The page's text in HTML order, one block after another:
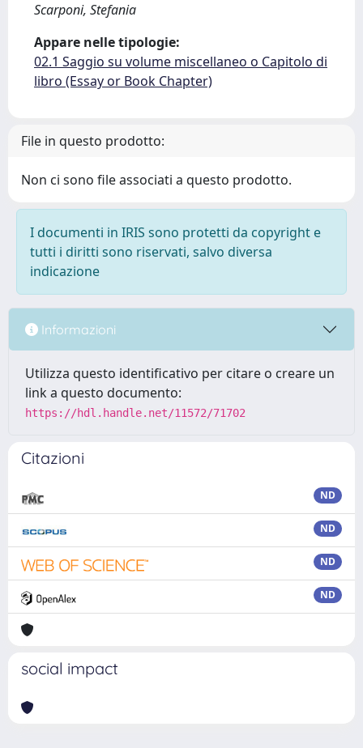
Scarponi, Stefania
Appare nelle tipologie:
02.1 Saggio su volume miscellaneo o Capitolo di
libro (Essay or Book Chapter)
File in questo prodotto:
Non ci sono file associati a questo prodotto.
I documenti in IRIS sono protetti da copyright e
tutti i diritti sono riservati, salvo diversa
indicazione
Informazioni
Utilizza questo identificativo per citare o creare un
link a questo documento:
https://hdl.handle.net/11572/71702
Citazioni
ND
ND
ND
ND
social impact